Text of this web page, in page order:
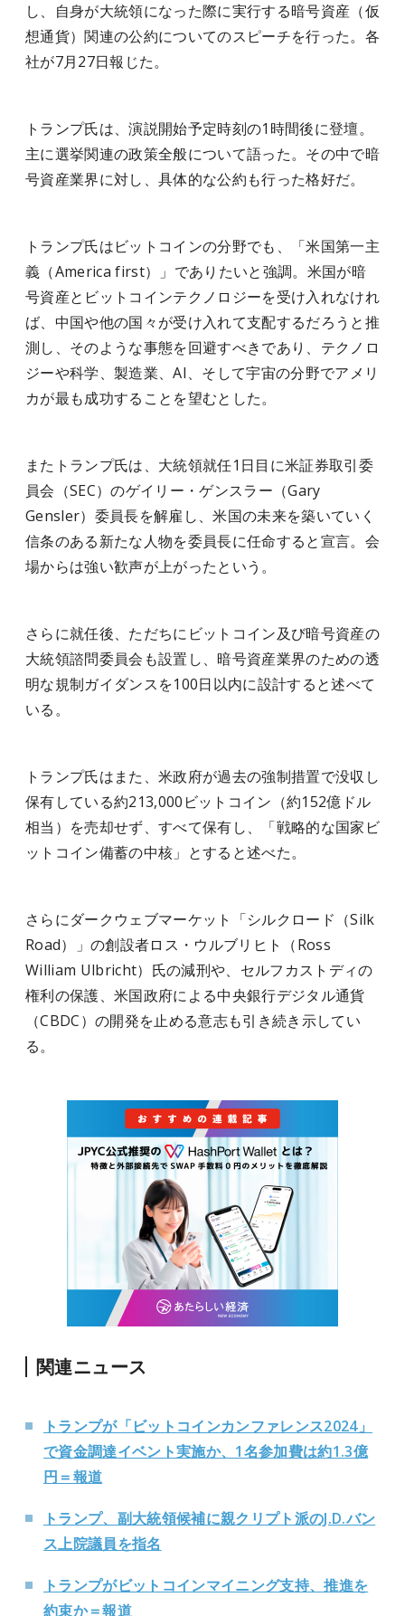
し、自身が大統領になった際に実行する暗号資産（仮
想通貨）関連の公約についてのスピーチを行った。各
社が7月27日報じた。
トランプ氏は、演説開始予定時刻の1時間後に登壇。
主に選挙関連の政策全般について語った。その中で暗
号資産業界に対し、具体的な公約も行った格好だ。
トランプ氏はビットコインの分野でも、「米国第一主
義（America first）」でありたいと強調。米国が暗
号資産とビットコインテクノロジーを受け入れなけれ
ば、中国や他の国々が受け入れて支配するだろうと推
測し、そのような事態を回避すべきであり、テクノロ
ジーや科学、製造業、AI、そして宇宙の分野でアメリ
カが最も成功することを望むとした。
またトランプ氏は、大統領就任1日目に米証券取引委
員会（SEC）のゲイリー・ゲンスラー（Gary
Gensler）委員長を解雇し、米国の未来を築いていく
信条のある新たな人物を委員長に任命すると宣言。会
場からは強い歓声が上がったという。
さらに就任後、ただちにビットコイン及び暗号資産の
大統領諮問委員会も設置し、暗号資産業界のための透
明な規制ガイダンスを100日以内に設計すると述べて
いる。
トランプ氏はまた、米政府が過去の強制措置で没収し
保有している約213,000ビットコイン（約152億ドル
相当）を売却せず、すべて保有し、「戦略的な国家ビ
ットコイン備蓄の中核」とすると述べた。
さらにダークウェブマーケット「シルクロード（Silk
Road）」の創設者ロス・ウルブリヒト（Ross
William Ulbricht）氏の減刑や、セルフカストディの
権利の保護、米国政府による中央銀行デジタル通貨
（CBDC）の開発を止める意志も引き続き示してい
る。
関連ニュース
トランプが「ビットコインカンファレンス2024」
で資金調達イベント実施か、1名参加費は約1.3億
円＝報道
トランプ、副大統領候補に親クリプト派のJ.D.バン
ス上院議員を指名
トランプがビットコインマイニング支持、推進を
約束か＝報道